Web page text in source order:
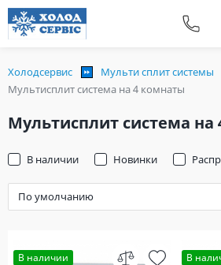
Холодсервис
Мульти сплит системы
Мультисплит система на 4 комнаты
Мультисплит система на
В наличии Новинки
В наличии В